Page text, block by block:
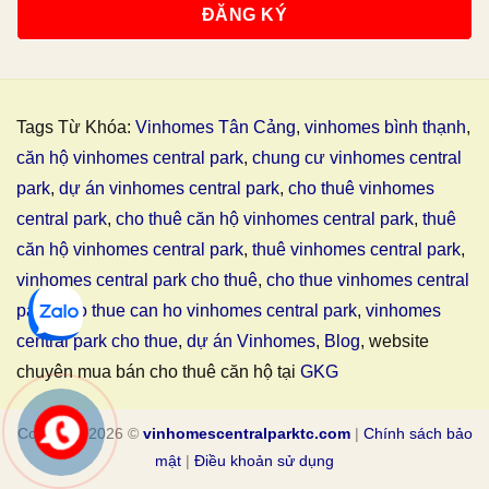
Tags Từ Khóa: Vinhomes Tân Cảng, vinhomes bình thạnh,
căn hộ vinhomes central park, chung cư vinhomes central
park, dự án vinhomes central park, cho thuê vinhomes
central park, cho thuê căn hộ vinhomes central park, thuê
căn hộ vinhomes central park, thuê vinhomes central park,
vinhomes central park cho thuê, cho thue vinhomes central
park,cho thue can ho vinhomes central park, vinhomes
central park cho thue, dự án Vinhomes, Blog, website
chuyên mua bán cho thuê căn hộ tại GKG
Copyright 2026 © vinhomescentralparktc.com| Chính sách bảo
mật | Điều khoản sử dụng